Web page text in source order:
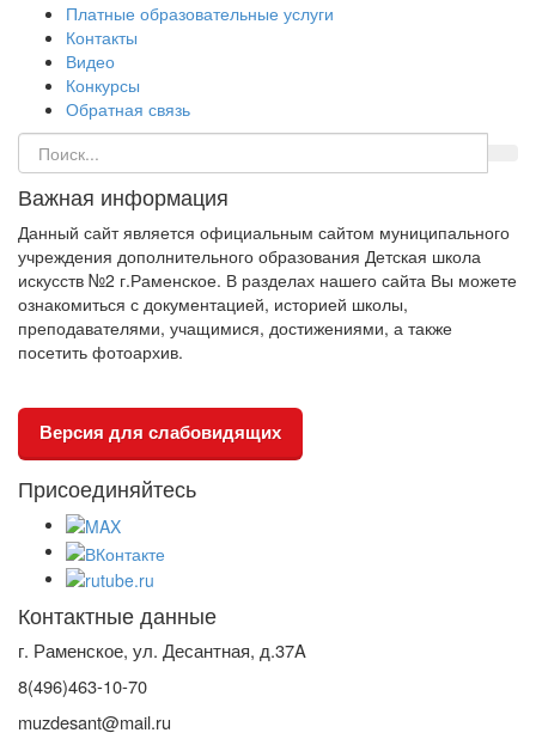
Платные образовательные услуги
Контакты
Видео
Конкурсы
Обратная связь
Важная информация
Данный сайт является официальным сайтом муниципального
учреждения дополнительного образования Детская школа
искусств №2 г.Раменское. В разделах нашего сайта Вы можете
ознакомиться с документацией, историей школы,
преподавателями, учащимися, достижениями, а также
посетить фотоархив.
Версия для слабовидящих
Присоединяйтесь
Контактные данные
г. Раменское, ул. Десантная, д.37A
8(496)463-10-70
muzdesant@mail.ru